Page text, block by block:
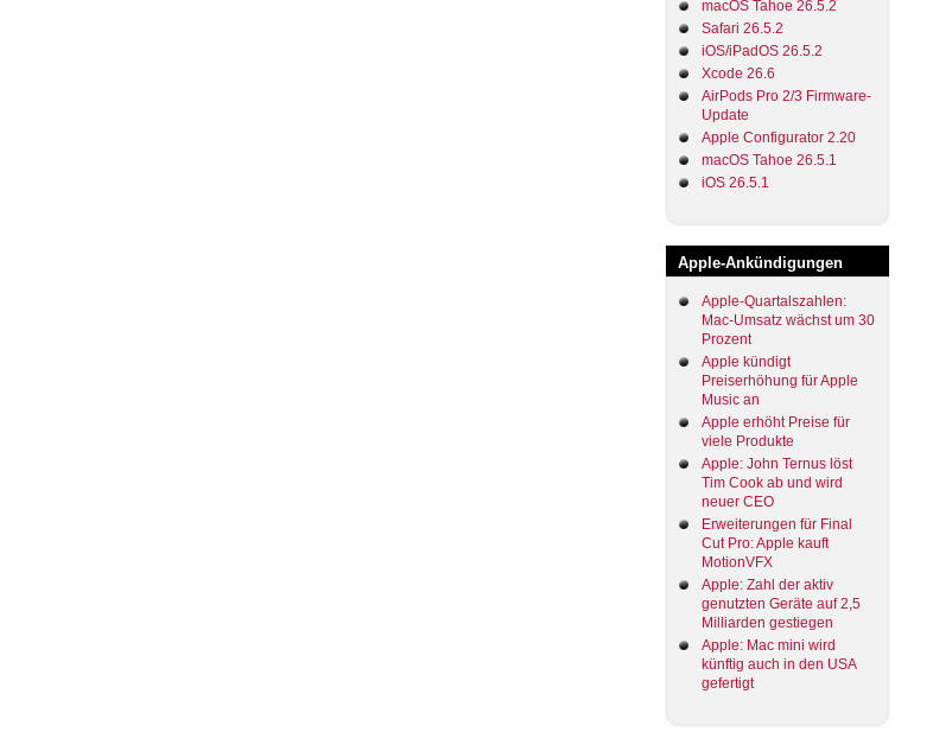
macOS Tahoe 26.5.2
Safari 26.5.2
iOS/iPadOS 26.5.2
Xcode 26.6
AirPods Pro 2/3 Firmware-
Update
Apple Configurator 2.20
macOS Tahoe 26.5.1
iOS 26.5.1
Apple-Ankündigungen
Apple-Quartalszahlen:
Mac-Umsatz wächst um 30
Prozent
Apple kündigt
Preiserhöhung für Apple
Music an
Apple erhöht Preise für
viele Produkte
Apple: John Ternus löst
Tim Cook ab und wird
neuer CEO
Erweiterungen für Final
Cut Pro: Apple kauft
MotionVFX
Apple: Zahl der aktiv
genutzten Geräte auf 2,5
Milliarden gestiegen
Apple: Mac mini wird
künftig auch in den USA
gefertigt